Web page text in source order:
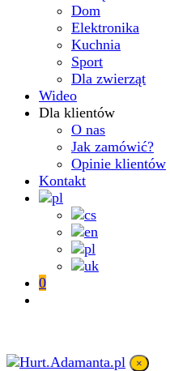
Dom
Elektronika
Kuchnia
Sport
Dla zwierząt
Wideo
Dla klientów
O nas
Jak zamówić?
Opinie klientów
Kontakt
0
×